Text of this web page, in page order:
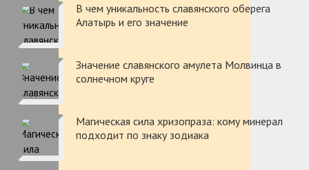
В чем уникальность славянского оберега
Алатырь и его значение
Значение славянского амулета Молвинца в
солнечном круге
Магическая сила хризопраза: кому минерал
подходит по знаку зодиака